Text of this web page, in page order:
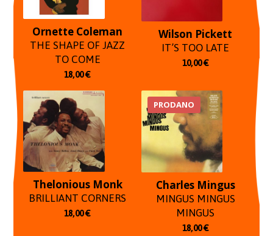
Ornette Coleman
THE SHAPE OF JAZZ
TO COME
18,00€
Wilson Pickett
IT’S TOO LATE
10,00€
Thelonious Monk
BRILLIANT CORNERS
18,00€
PRODANO
Charles Mingus
MINGUS MINGUS
MINGUS
18,00€